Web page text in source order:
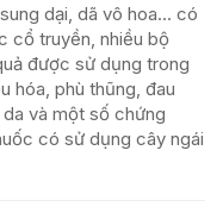
dại, dã vô hoa… có
cổ truyền, nhiều bộ
được sử dụng trong
hóa, phù thũng, đau
và một số chứng
có sử dụng cây ngái